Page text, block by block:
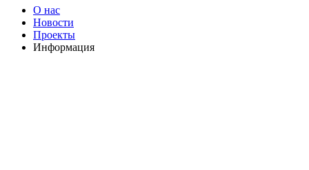
О нас
Новости
Проекты
Информация